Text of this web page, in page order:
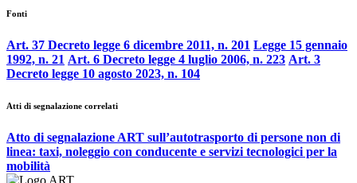
Fonti
Art. 37 Decreto legge 6 dicembre 2011, n. 201 Legge 15 gennaio
1992, n. 21 Art. 6 Decreto legge 4 luglio 2006, n. 223 Art. 3
Decreto legge 10 agosto 2023, n. 104
Atti di segnalazione correlati
Atto di segnalazione ART sull’autotrasporto di persone non di
linea: taxi, noleggio con conducente e servizi tecnologici per la
mobilità